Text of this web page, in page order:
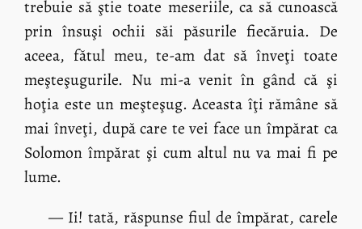
trebuie să ştie toate meseriile, ca să cunoască
prin însuşi ochii săi păsurile fiecăruia. De
aceea, fătul meu, te-am dat să înveţi toate
meşteşugurile. Nu mi-a venit în gând că şi
hoţia este un meşteşug. Aceasta îţi rămâne să
mai înveţi, după care te vei face un împărat ca
Solomon împărat şi cum altul nu va mai fi pe
lume.
— Ii! tată, răspunse fiul de împărat, carele